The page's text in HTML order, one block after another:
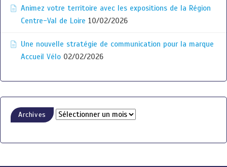
Animez votre territoire avec les expositions de la Région
Centre-Val de Loire 10/02/2026
Une nouvelle stratégie de communication pour la marque
Accueil Vélo 02/02/2026
Archives